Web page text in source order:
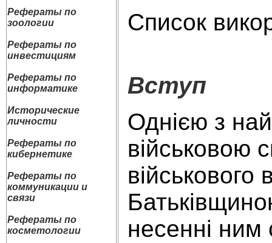
Рефераты по
зоологии
Рефераты по
инвестициям
Рефераты по
информатике
Исторические
личности
Рефераты по
кибернетике
Рефераты по
коммуникации и
связи
Рефераты по
косметологии
Список
Вступ
Однією з
військовою
несенні ним